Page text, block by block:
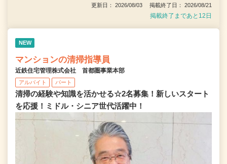
更新日： 2026/08/03 掲載終了日： 2026/08/21
掲載終了まであと12日
NEW
マンションの清掃指導員
近鉄住宅管理株式会社 首都圏事業本部
アルバイト パート
清掃の経験や知識を活かせる☆2名募集！新しいスタート
を応援！ミドル・シニア世代活躍中！